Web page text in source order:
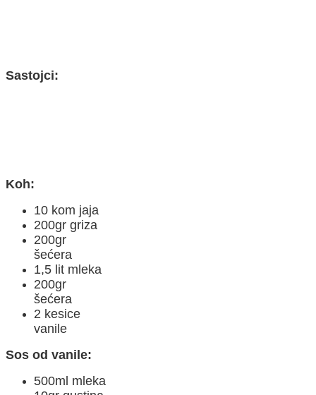
Sastojci:
Koh:
10 kom jaja
200gr griza
200gr
šećera
1,5 lit mleka
200gr
šećera
2 kesice
vanile
Sos od vanile:
500ml mleka